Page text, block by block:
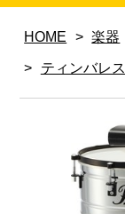
HOME > 楽器
> ティンバレス